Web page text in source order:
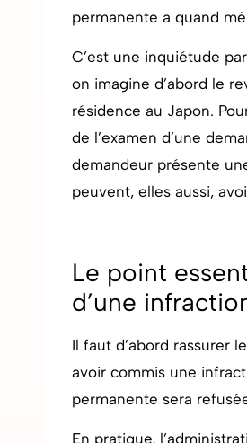
permanente a quand
C’est une inquiétude
on imagine d’abord le
résidence au Japon.
de l’examen d’une
demandeur présente
peuvent, elles aussi,
Le point
d’une
Il faut d’abord rassurer
avoir commis une
permanente sera
En pratique,